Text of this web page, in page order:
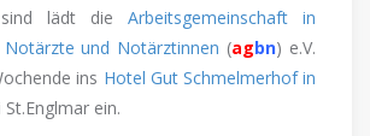
sind lädt die Arbeitsgemeinschaft in
und Notärztinnen (agbn) e.V.
ins Hotel Gut Schmelmerhof in
St.Englmar ein.